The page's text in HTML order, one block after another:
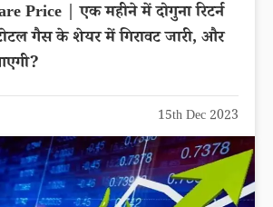
Price | एक महीने में दोगुना रिटर्न
गैस के शेयर में गिरावट जारी, और
15th Dec 2023